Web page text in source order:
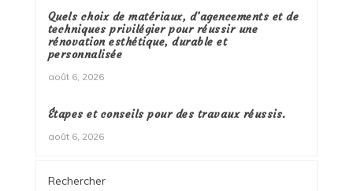
Quels choix de matériaux, d’agencements et de
techniques privilégier pour réussir une
rénovation esthétique, durable et
personnalisée
août 6, 2026
Étapes et conseils pour des travaux réussis.
août 6, 2026
Rechercher